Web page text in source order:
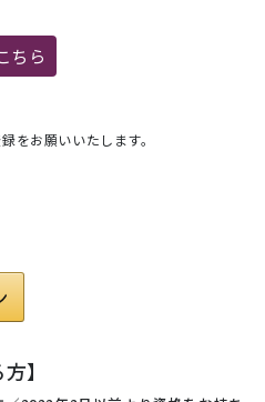
ちら
をお願いいたします。
】